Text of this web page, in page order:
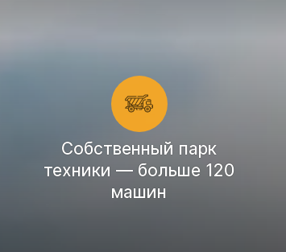
Cобственный парк
техники — больше 120
машин